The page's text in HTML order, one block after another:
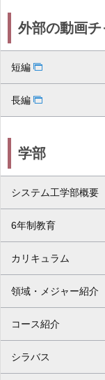
外部の動画
短編
長編
学部
システム工学部概要
6年制教育
カリキュラム
領域・メジャー紹介
コース紹介
シラバス